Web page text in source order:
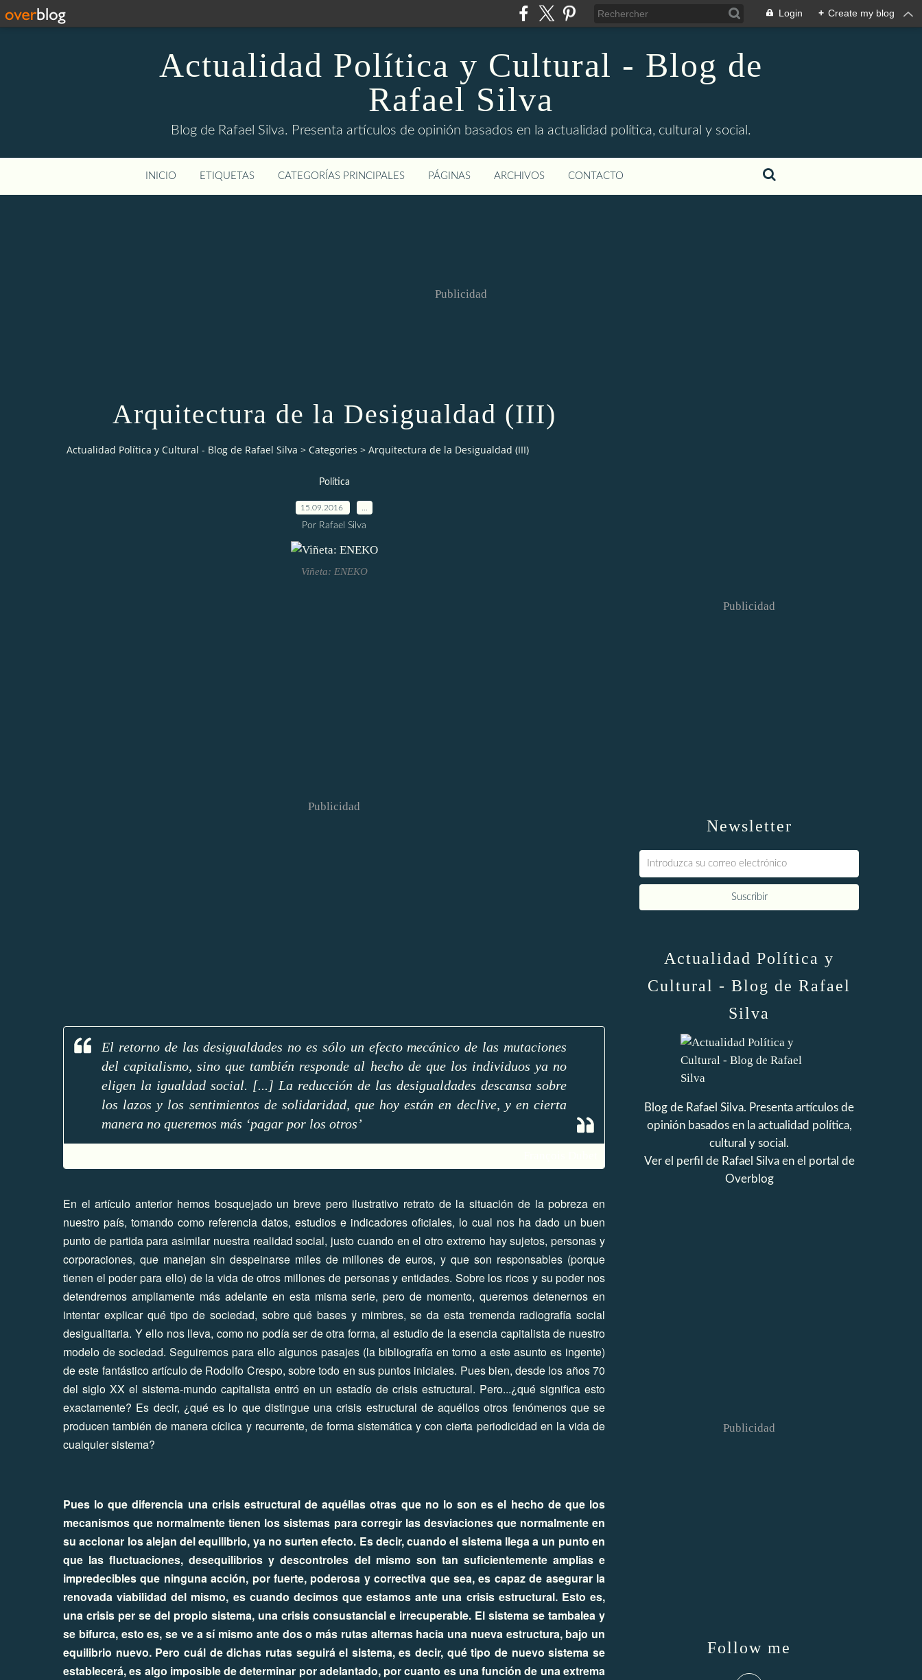
Login + Create my blog
Actualidad Política y Cultural - Blog de
Rafael Silva
Blog de Rafael Silva. Presenta artículos de opinión basados en la actualidad política, cultural y social.
INICIO ETIQUETAS CATEGORÍAS PRINCIPALES PÁGINAS ARCHIVOS CONTACTO
Publicidad
Arquitectura de la Desigualdad (III)
Actualidad Política y Cultural - Blog de Rafael Silva > Categories > Arquitectura de la Desigualdad (III)
Política
15.09.2016
Por Rafael Silva
Viñeta: ENEKO
Publicidad
El retorno de las desigualdades no es sólo un efecto mecánico de las mutaciones
del capitalismo, sino que también responde al hecho de que los individuos ya no
eligen la igualdad social. [...] La reducción de las desigualdades descansa sobre
los lazos y los sentimientos de solidaridad, que hoy están en declive, y en cierta
manera no queremos más ‘pagar por los otros’
En el artículo anterior hemos bosquejado un breve pero ilustrativo retrato de la situación de la pobreza en
nuestro país, tomando como referencia datos, estudios e indicadores oficiales, lo cual nos ha dado un buen
punto de partida para asimilar nuestra realidad social, justo cuando en el otro extremo hay sujetos, personas y
corporaciones, que manejan sin despeinarse miles de millones de euros, y que son responsables (porque
tienen el poder para ello) de la vida de otros millones de personas y entidades. Sobre los ricos y su poder nos
detendremos ampliamente más adelante en esta misma serie, pero de momento, queremos detenernos en
intentar explicar qué tipo de sociedad, sobre qué bases y mimbres, se da esta tremenda radiografía social
desigualitaria. Y ello nos lleva, como no podía ser de otra forma, al estudio de la esencia capitalista de nuestro
modelo de sociedad. Seguiremos para ello algunos pasajes (la bibliografía en torno a este asunto es ingente)
de este fantástico artículo de Rodolfo Crespo, sobre todo en sus puntos iniciales. Pues bien, desde los años 70
del siglo XX el sistema-mundo capitalista entró en un estadío de crisis estructural. Pero...¿qué significa esto
exactamente? Es decir, ¿qué es lo que distingue una crisis estructural de aquéllos otros fenómenos que se
producen también de manera cíclica y recurrente, de forma sistemática y con cierta periodicidad en la vida de
cualquier sistema?
Pues lo que diferencia una crisis estructural de aquéllas otras que no lo son es el hecho de que los
mecanismos que normalmente tienen los sistemas para corregir las desviaciones que normalmente en
su accionar los alejan del equilibrio, ya no surten efecto. Es decir, cuando el sistema llega a un punto en
que las fluctuaciones, desequilibrios y descontroles del mismo son tan suficientemente amplias e
impredecibles que ninguna acción, por fuerte, poderosa y correctiva que sea, es capaz de asegurar la
renovada viabilidad del mismo, es cuando decimos que estamos ante una crisis estructural. Esto es,
una crisis per se del propio sistema, una crisis consustancial e irrecuperable. El sistema se tambalea y
se bifurca, esto es, se ve a sí mismo ante dos o más rutas alternas hacia una nueva estructura, bajo un
equilibrio nuevo. Pero cuál de dichas rutas seguirá el sistema, es decir, qué tipo de nuevo sistema se
establecerá, es algo imposible de determinar por adelantado, por cuanto es una función de una extrema
Newsletter
Publicidad
Actualidad Política y
Cultural - Blog de Rafael
Silva
Blog de Rafael Silva. Presenta artículos de
opinión basados en la actualidad política,
cultural y social.
Ver el perfil de Rafael Silvaen el portal de
Overblog
Follow me
Publicidad